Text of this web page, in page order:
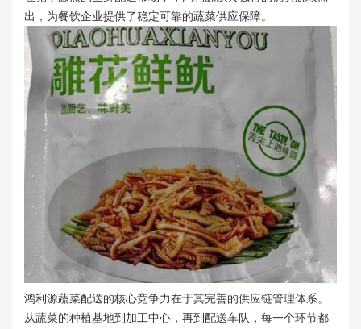
出，为餐饮企业提供了稳定可靠的蔬菜供应保障。
鸿利源蔬菜配送的核心竞争力在于其完善的供应链管理体系。
从蔬菜的种植基地到加工中心，再到配送车队，每一个环节都